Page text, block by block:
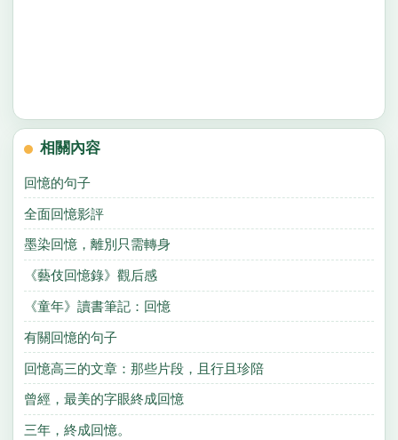
相關內容
回憶的句子
全面回憶影評
墨染回憶，離別只需轉身
《藝伎回憶錄》觀后感
《童年》讀書筆記：回憶
有關回憶的句子
回憶高三的文章：那些片段，且行且珍陪
曾經，最美的字眼終成回憶
三年，終成回憶。